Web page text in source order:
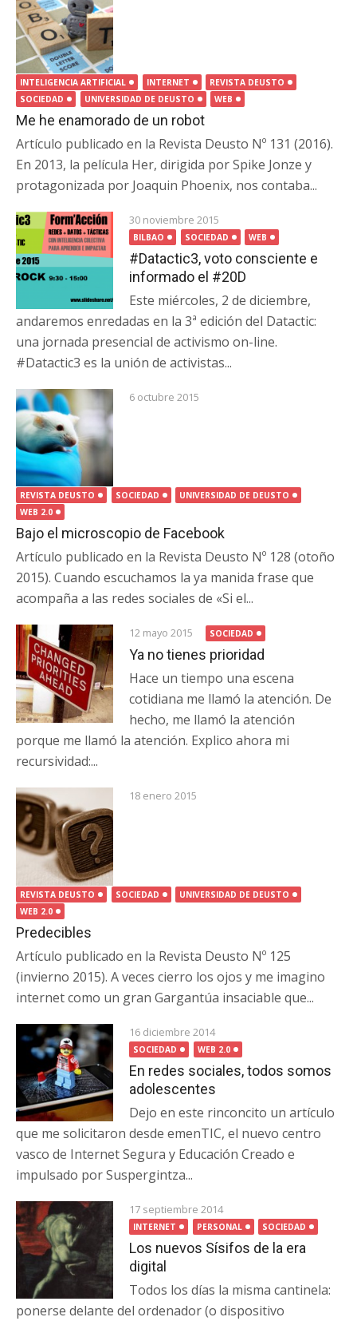
INTELIGENCIA ARTIFICIAL INTERNET
REVISTA DEUSTO
SOCIEDAD
UNIVERSIDAD DE DEUSTO WEB
Me he enamorado de un robot
Artículo publicado en la Revista Deusto Nº 131 (2016).
En 2013, la película Her, dirigida por Spike Jonze y
protagonizada por Joaquin Phoenix, nos contaba...
30 noviembre 2015
BILBAO SOCIEDAD WEB
#Datactic3, voto consciente e
informado el #20D
Este miércoles, 2 de diciembre,
andaremos enredadas en la 3ª edición del Datactic:
una jornada presencial de activismo on-line.
#Datactic3 es la unión de activistas...
6 octubre 2015
REVISTA DEUSTO SOCIEDAD
UNIVERSIDAD DE DEUSTO
WEB 2.0
Bajo el microscopio de Facebook
Artículo publicado en la Revista Deusto Nº 128 (otoño
2015). Cuando escuchamos la ya manida frase que
acompaña a las redes sociales de «Si el...
12 mayo 2015 SOCIEDAD
Ya no tienes prioridad
Hace un tiempo una escena
cotidiana me llamó la atención. De
hecho, me llamó la atención
porque me llamó la atención. Explico ahora mi
recursividad:...
18 enero 2015
REVISTA DEUSTO SOCIEDAD
UNIVERSIDAD DE DEUSTO
WEB 2.0
Predecibles
Artículo publicado en la Revista Deusto Nº 125
(invierno 2015). A veces cierro los ojos y me imagino
internet como un gran Gargantúa insaciable que...
16 diciembre 2014
SOCIEDAD WEB 2.0
En redes sociales, todos somos
adolescentes
Dejo en este rinconcito un artículo
que me solicitaron desde emenTIC, el nuevo centro
vasco de Internet Segura y Educación Creado e
impulsado por Suspergintza...
17 septiembre 2014
INTERNET PERSONAL SOCIEDAD
Los nuevos Sísifos de la era
digital
Todos los días la misma cantinela:
ponerse delante del ordenador (o dispositivo